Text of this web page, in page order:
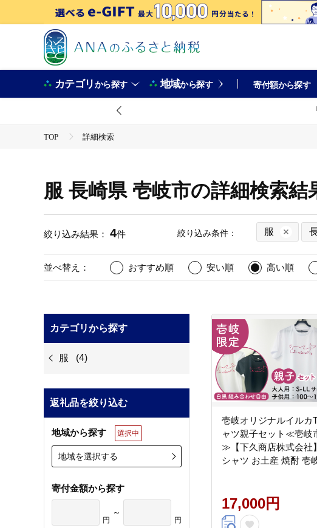
カテゴリから探す 地域から探す 寄付額から探す
TOP 詳細検索
服 長崎県 壱岐市の詳細検索結
絞り込み結果： 4件 絞り込み条件： 服
並べ替え： おすすめ順 安い順 高い順
カテゴリから探す
服 (4)
返礼品を絞り込む
地域から探す 選択中
地域を選択する
寄付金額から探す
円
～
円
壱岐オリジナルイルカ
ャツ親子セット≪壱岐
≫【下久商店株式会社
シャツ お土産 焼酎 壱
17,000円